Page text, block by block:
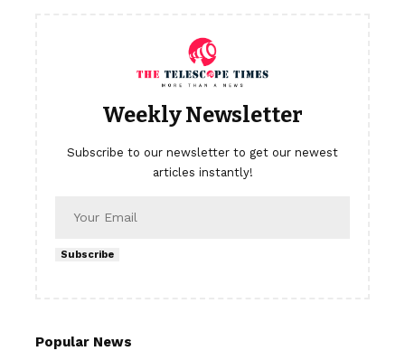
Weekly Newsletter
Subscribe to our newsletter to get our newest
articles instantly!
Subscribe
Popular News